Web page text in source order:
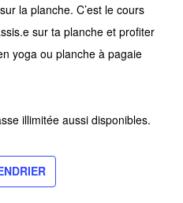
la planche. C’est le cours
sur ta planche et profiter
yoga ou planche à pagaie
illimitée aussi disponibles.